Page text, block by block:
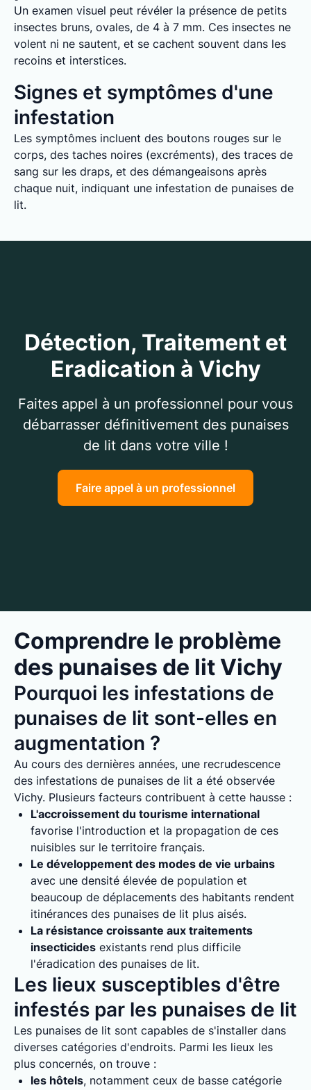
Un examen visuel peut révéler la présence de petits
insectes bruns, ovales, de 4 à 7 mm. Ces insectes ne
volent ni ne sautent, et se cachent souvent dans les
recoins et interstices.
Signes et symptômes d'une
infestation
Les symptômes incluent des boutons rouges sur le
corps, des taches noires (excréments), des traces de
sang sur les draps, et des démangeaisons après
chaque nuit, indiquant une infestation de punaises de
lit.
Détection, Traitement et
Eradication à Vichy
Faites appel à un professionnel pour vous
débarrasser définitivement des punaises
de lit dans votre ville !
Faire appel à un professionnel
Comprendre le problème
des punaises de lit Vichy
Pourquoi les infestations de
punaises de lit sont-elles en
augmentation ?
Au cours des dernières années, une recrudescence
des infestations de punaises de lit a été observée
Vichy. Plusieurs facteurs contribuent à cette hausse :
L'accroissement du tourisme international
favorise l'introduction et la propagation de ces
nuisibles sur le territoire français.
Le développement des modes de vie urbains
avec une densité élevée de population et
beaucoup de déplacements des habitants rendent
itinérances des punaises de lit plus aisés.
La résistance croissante aux traitements
insecticides existants rend plus difficile
l'éradication des punaises de lit.
Les lieux susceptibles d'être
infestés par les punaises de lit
Les punaises de lit sont capables de s'installer dans
diverses catégories d'endroits. Parmi les lieux les
plus concernés, on trouve :
les hôtels, notamment ceux de basse catégorie